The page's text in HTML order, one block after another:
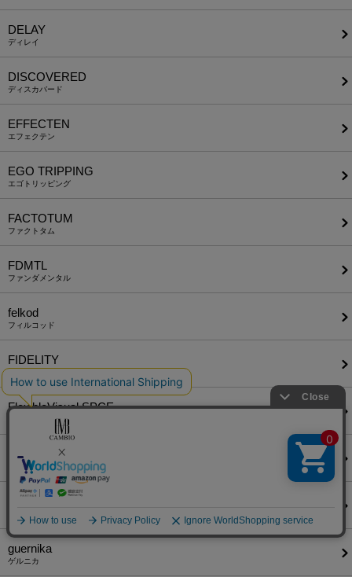
DELAY
ディレイ
DISCOVERED
ディスカバード
EFFECTEN
エフェクテン
EGO TRIPPING
エゴトリッピング
FACTOTUM
ファクトタム
FDMTL
ファンダメンタル
felkod
フィルコッド
FIDELITY
フィデリティ
FlexibleVisual SPCE
フレキシブル ヴィジュアル スペース
glamb
グラム
GLIMCLAP
guernika
ゲルニカ